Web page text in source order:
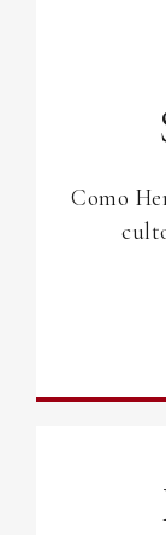
Como